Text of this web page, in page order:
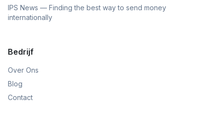
IPS News — Finding the best way to send money
internationally
Bedrijf
Over Ons
Blog
Contact